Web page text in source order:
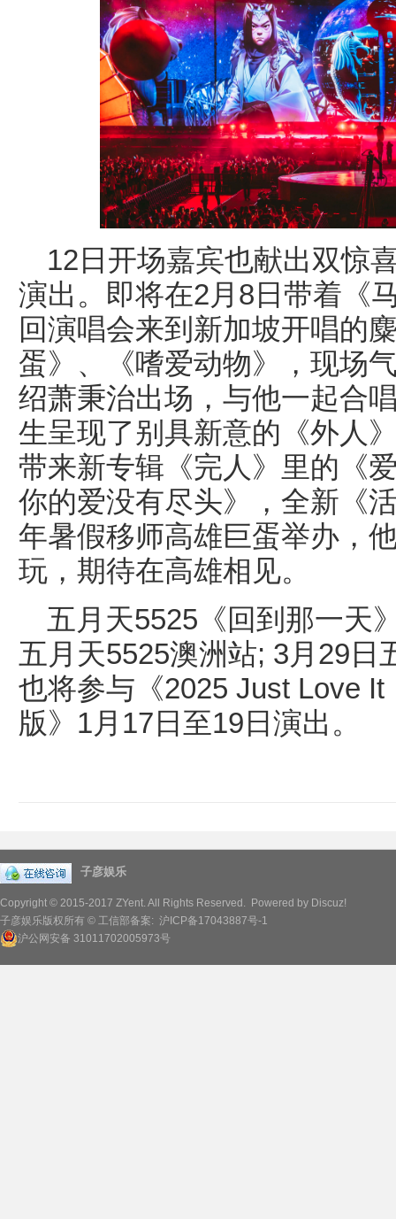
12日开场嘉宾也献出双惊
演出。即将在2月8日带着《
回演唱会来到新加坡开唱的
蛋》、《嗜爱动物》，现场
绍萧秉治出场，与他一起合
生呈现了别具新意的《外人
带来新专辑《完人》里的《
你的爱没有尽头》，全新《
年暑假移师高雄巨蛋举办，
玩，期待在高雄相见。
五月天5525《回到那一天
五月天5525澳洲站; 3月29日
也将参与《2025 Just Love
版》1月17日至19日演出。
子彦娱乐
Copyright © 2015-2017 ZYent. All Rights Reserved. Powered by Discuz!
子彦娱乐版权所有 © 工信部备案: 沪ICP备17043887号-1
沪公网安备 31011702005973号